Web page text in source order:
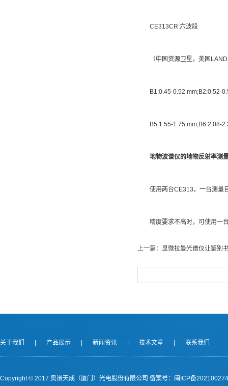
CE313CR:六波段
（中国资源卫星，美国
B1:0.45-0.52 mm;B2:0.52-
B5:1.55-1.75 mm;B6:2.08-
地物波谱仪的地物反射率测
使用两台CE313，一台测量目
精度要求不高时，可使用一台
上一篇： 显微拉曼光谱仪让鉴别
关于我们 产品展示 新闻资讯 技术文章 联系我们
Copyright © 2017 奥谱天成（厦门）光电股份有限公司 备案号：闽ICP备